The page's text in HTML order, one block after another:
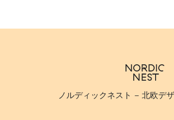
ノルディックネスト - 北欧デ